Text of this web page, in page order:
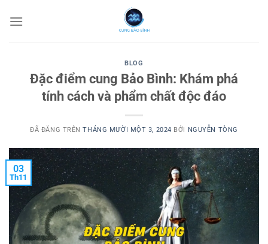
đến
BLOG
Đặc điểm cung Bảo Bình: Khám phá
tính cách và phẩm chất độc đáo
ĐÃ ĐĂNG TRÊNTHÁNG MƯỜI MỘT 3, 2024 BỞI NGUYỄN TÒNG
03
Th11